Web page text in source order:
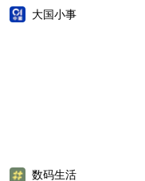
大国小事
数码生活